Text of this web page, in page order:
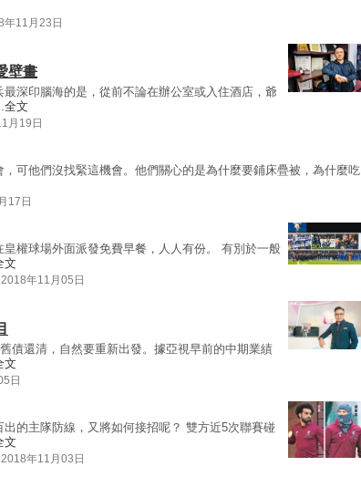
年11月23日
壁畫
最深印腦海的是，從前不論在辦公室或入住酒店，爺
全文
月19日
，可他們沒找緊這機會。他們關心的是為什麼要鋪床疊被，為什麼吃
17日
皇權球場外面派發免費早餐，人人有份。 有別於一般
文
2018年11月05日
債還清，自然要重新出發。據亞視早前的中期業績
文
日
出的主隊防線，又將如何接招呢？ 雙方近5次聯賽碰
文
2018年11月03日